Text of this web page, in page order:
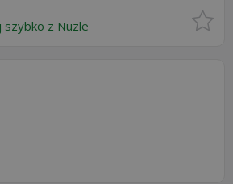
szybko z Nuzle